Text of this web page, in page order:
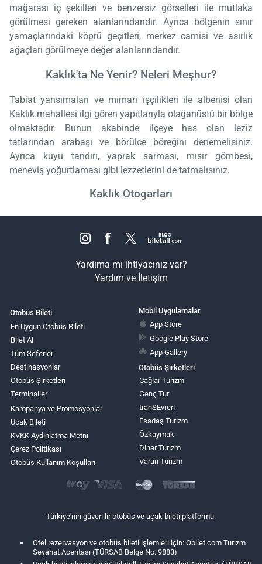
mağarası iç şekilleri ve benzersiz görselleri ile mutlaka
görülmesi gereken alanlarındandır. Ayrıca bölgenin sınır
yamaçlarındaki köprü geçitleri, merkez camisi ve asırlık
ağaçları görülmeye değer alanlarındandır.
Kaklık'ta Ne Yenir? Neleri Meşhur?
Tabiat yansımaları ve mimari işçilikleri ile albenisi olan
Kaklık mahallesi ilgi gören yapıtlarıyla olağanüstü bir bölge
olmaktadır. Bunun akabinde ilçeye has olan leziz
tatlarından arabaşı ve börülce böreğini denemelisiniz.
Ayrıca kuyu tandırı, yaprak sarması, mısır gömbesi,
meneviş yoğurtlaması gibi lezzetlerini de tatmalısınız.
Kaklık Otogarları
Yardıma mı ihtiyacınız var?
Yardım ve İletişim
Otobüs Bileti
En Uygun Otobüs Bileti
Bilet Al
Tüm Seferler
Destinasyonlar
Otobüs Şirketleri
Terminaller
Kampanya ve Promosyonlar
Uçak Bileti
KVKK Aydınlatma Metni
Çerez Politikası
Otobüs Kullanım Koşulları
Mobil Uygulamalar
App Store
Google Play Store
App Gallery
Otobüs Şirketleri
Çağlar Turizm
Genç Tur
tranSEvren
Esadaş Turizm
Özkaymak
Dinar Turizm
Varan Turizm
Türkiye'nin güvenilir otobüs ve uçak bileti platformu.
Otel rezervasyon ve otobüs bileti işlemleri için: Obilet.com Turizm
Seyahat Acentası (TÜRSAB Belge No: 9883)